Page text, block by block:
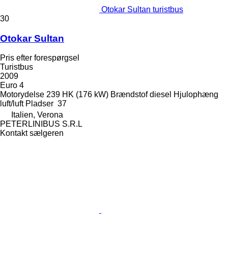
Otokar Sultan turistbus
30
Otokar Sultan
Pris efter forespørgsel
Turistbus
2009
Euro 4
Motorydelse 239 HK (176 kW) Brændstof diesel Hjulophæng
luft/luft Pladser 37
Italien, Verona
PETERLINIBUS S.R.L
Kontakt sælgeren